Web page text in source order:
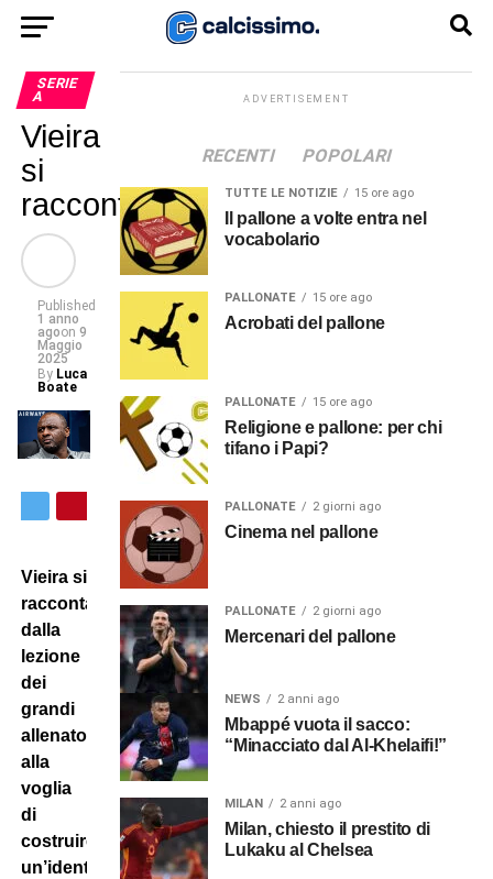
SERIE
A
Vieira
si
racconta
Published
1 anno
agoon 9
Maggio
2025
By Luca
Boate
Vieira si
racconta:
dalla
lezione
dei
grandi
allenatori
alla
voglia
di
costruire
un’identità
ADVERTISEMENT
RECENTI POPOLARI
TUTTE LE NOTIZIE 15 ore ago
Il pallone a volte entra nel
vocabolario
PALLONATE 15 ore ago
Acrobati del pallone
PALLONATE 15 ore ago
Religione e pallone: per chi
tifano i Papi?
PALLONATE 2 giorni ago
Cinema nel pallone
PALLONATE 2 giorni ago
Mercenari del pallone
NEWS 2 anni ago
Mbappé vuota il sacco:
“Minacciato dal Al-Khelaifi!”
MILAN 2 anni ago
Milan, chiesto il prestito di
Lukaku al Chelsea